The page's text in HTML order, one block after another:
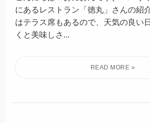
にあるレストラン「​徳丸」さんの紹
はテラス席もあるので、天気の良い
くと美味しさ...